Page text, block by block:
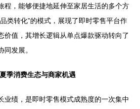
程，能够便捷地延伸至家居生活的多个方
类转化”的模式，展现了即时零售平台作
价值，其增长逻辑从单点爆款驱动转向了
同发展。
季消费生态与商家机遇
业绩，是即时零售模式成熟度的一次集中